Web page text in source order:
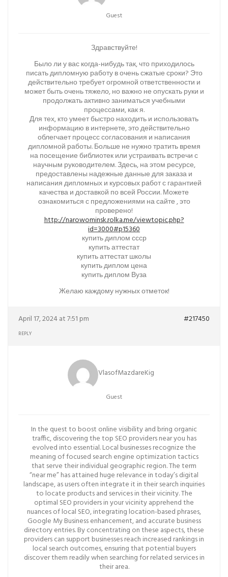
Guest
Здравствуйте!
Было ли у вас когда-нибудь так, что приходилось
писать дипломную работу в очень сжатые сроки? Это
действительно требует огромной ответственности и
может быть очень тяжело, но важно не опускать руки и
продолжать активно заниматься учебными
процессами, как я.
Для тех, кто умеет быстро находить и использовать
информацию в интернете, это действительно
облегчает процесс согласования и написания
дипломной работы. Больше не нужно тратить время
на посещение библиотек или устраивать встречи с
научным руководителем. Здесь, на этом ресурсе,
предоставлены надежные данные для заказа и
написания дипломных и курсовых работ с гарантией
качества и доставкой по всей России. Можете
ознакомиться с предложениями на сайте , это
проверено!
http://narowominsk.rolka.me/viewtopic.php?
id=3000#p15360
купить диплом ссср
купить аттестат
купить аттестат школы
купить диплом цена
купить диплом Вуза
Желаю каждому нужных отметок!
April 17, 2024 at 7:51 pm #217450
REPLY
VlasofMazdareKig
Guest
In the quest to boost online visibility and bring organic
traffic, discovering the top SEO providers near you has
evolved into essential. Local businesses recognize the
meaning of focused search engine optimization tactics
that serve their individual geographic region. The term
“near me” has attained huge relevance in today’s digital
landscape, as users often integrate it in their search inquiries
to locate products and services in their vicinity. The
optimal SEO providers in your vicinity apprehend the
nuances of local SEO, integrating location-based phrases,
Google My Business enhancement, and accurate business
directory entries. By concentrating on these aspects, these
providers can support businesses reach increased rankings in
local search outcomes, ensuring that potential buyers
discover them readily when searching for related services in
their area.